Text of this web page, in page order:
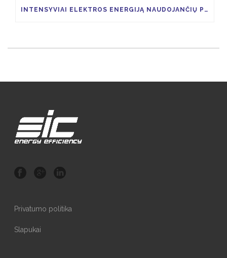
INTENSYVIAI ELEKTROS ENERGIJĄ NAUDOJANČIŲ PRAMONĖS ŠAKŲ ĮMONĖS, GALĖTŲ SUSIGRĄŽINTI 85 PROCENTUS VIAP KAINOS
Privatumo politika
Slapukai